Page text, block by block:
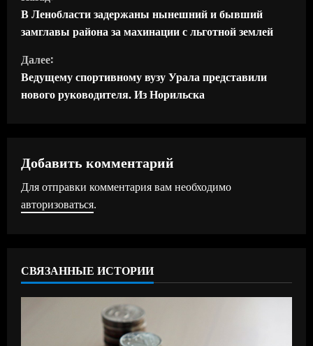
р
о
д
о
ж
и
ч
В Ленобласти задержаны нынешний и бывший
замглавы района за махинации с льготной землей
Далее:
Ведущему спортивному вузу Урала представили
нового руководителя. Из Норильска
Добавить комментарий
Для отправки комментария вам необходимо
авторизоваться.
СВЯЗАННЫЕ ИСТОРИИ